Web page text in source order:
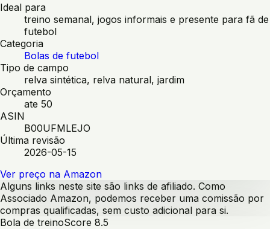
Ideal para
treino semanal, jogos informais e presente para fã de
futebol
Categoria
Bolas de futebol
Tipo de campo
relva sintética, relva natural, jardim
Orçamento
ate 50
ASIN
B00UFMLEJO
Última revisão
2026-05-15
Ver preço na Amazon
Alguns links neste site são links de afiliado. Como
Associado Amazon, podemos receber uma comissão por
compras qualificadas, sem custo adicional para si.
Bola de treinoScore 8.5